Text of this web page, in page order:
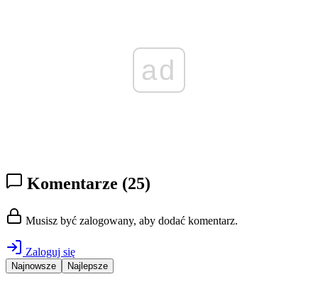
ad
Komentarze (25)
Musisz być zalogowany, aby dodać komentarz.
Zaloguj się
Najnowsze Najlepsze